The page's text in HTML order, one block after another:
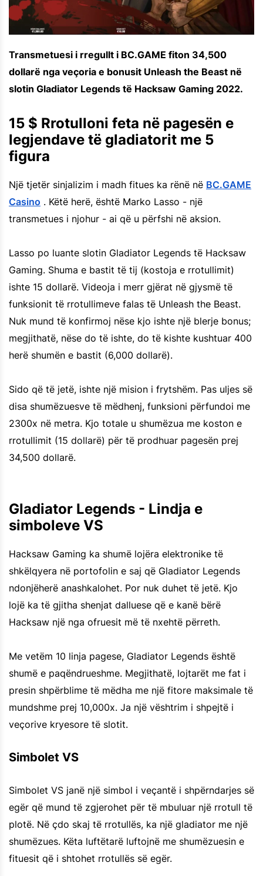
Transmetuesi i rregullt i BC.GAME fiton 34,500
dollarë nga veçoria e bonusit Unleash the Beast në
slotin Gladiator Legends të Hacksaw Gaming 2022.
15 $ Rrotulloni feta në pagesën e
legjendave të gladiatorit me 5
figura
Një tjetër sinjalizim i madh fitues ka rënë në BC.GAME
Casino . Këtë herë, është Marko Lasso - një
transmetues i njohur - ai që u përfshi në aksion.
Lasso po luante slotin Gladiator Legends të Hacksaw
Gaming. Shuma e bastit të tij (kostoja e rrotullimit)
ishte 15 dollarë. Videoja i merr gjërat në gjysmë të
funksionit të rrotullimeve falas të Unleash the Beast.
Nuk mund të konfirmoj nëse kjo ishte një blerje bonus;
megjithatë, nëse do të ishte, do të kishte kushtuar 400
herë shumën e bastit (6,000 dollarë).
Sido që të jetë, ishte një mision i frytshëm. Pas uljes së
disa shumëzuesve të mëdhenj, funksioni përfundoi me
2300x në metra. Kjo totale u shumëzua me koston e
rrotullimit (15 dollarë) për të prodhuar pagesën prej
34,500 dollarë.
Gladiator Legends - Lindja e
simboleve VS
Hacksaw Gaming ka shumë lojëra elektronike të
shkëlqyera në portofolin e saj që Gladiator Legends
ndonjëherë anashkalohet. Por nuk duhet të jetë. Kjo
lojë ka të gjitha shenjat dalluese që e kanë bërë
Hacksaw një nga ofruesit më të nxehtë përreth.
Me vetëm 10 linja pagese, Gladiator Legends është
shumë e paqëndrueshme. Megjithatë, lojtarët me fat i
presin shpërblime të mëdha me një fitore maksimale të
mundshme prej 10,000x. Ja një vështrim i shpejtë i
veçorive kryesore të slotit.
Simbolet VS
Simbolet VS janë një simbol i veçantë i shpërndarjes së
egër që mund të zgjerohet për të mbuluar një rrotull të
plotë. Në çdo skaj të rrotullës, ka një gladiator me një
shumëzues. Këta luftëtarë luftojnë me shumëzuesin e
fituesit që i shtohet rrotullës së egër.